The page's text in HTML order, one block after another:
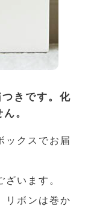
きです。化
。
ックスでお届
います。
リボンは巻か